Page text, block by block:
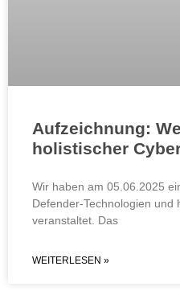
Aufzeichnung:
holistischer
Wir haben am 05.06.2025
Defender-Technologien und
veranstaltet. Das
WEITERLESEN »